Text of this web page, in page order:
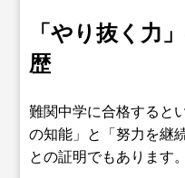
「やり抜く力
歴
難関中学に合格すると
の知能」と「努力を継
との証明でもあります。